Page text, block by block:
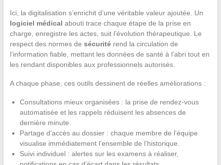
Ici, la digitalisation s’enrichit d’une véritable valeur ajoutée. Un
logiciel médical abouti trace chaque étape de la prise en
charge, enregistre les actes, suit l’évolution thérapeutique. Le
respect des normes de sécuritérend la circulation de
l’information fiable, mettant les données de santé à l’abri tout en
les rendant disponibles aux professionnels autorisés.
A chaque phase, ces outils dessinent de réelles améliorations :
Consultations mieux organisées : la prise de rendez-vous
automatisée et les rappels réduisent les absences de
dernière minute.
Partage d’accès au dossier : chaque membre de l’équipe
visualise immédiatement l’ensemble de l’historique.
Suivi individuel : alertes sur les examens à réaliser,